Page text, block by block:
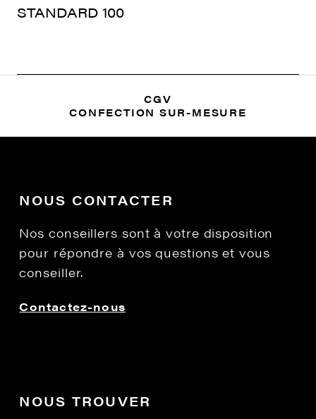
STANDARD 100
CGV
CONFECTION SUR-MESURE
NOUS CONTACTER
Nos conseillers sont à votre disposition
pour répondre à vos questions et vous
conseiller.
Contactez-nous
NOUS TROUVER